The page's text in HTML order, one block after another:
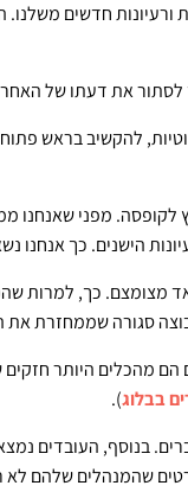
חדשים משלנו.
לסתור את דעתו של
להקשיב בראש
לקופסה. מפני שאנחנו
הישנים. כך אנחנו
מצומצם. כך, למרות
סגורה שממחזרת
מהכלים היותר
בבלוג).
בנוסף, העובדים
שהמנהלים שלהם